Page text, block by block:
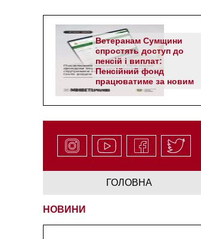
Ветеранам Сумщини
спростять доступ до
пенсій і виплат:
Пенсійний фонд
працюватиме за новим
алгоритмом
ГОЛОВНА
НОВИНИ